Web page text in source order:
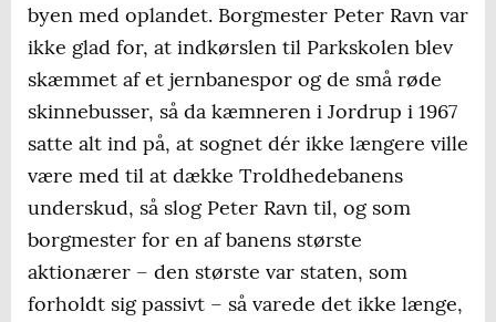
byen med oplandet. Borgmester Peter Ravn var
ikke glad for, at indkørslen til Parkskolen blev
skæmmet af et jernbanespor og de små røde
skinnebusser, så da kæmneren i Jordrup i 1967
satte alt ind på, at sognet dér ikke længere ville
være med til at dække Troldhedebanens
underskud, så slog Peter Ravn til, og som
borgmester for en af banens største
aktionærer – den største var staten, som
forholdt sig passivt – så varede det ikke længe,